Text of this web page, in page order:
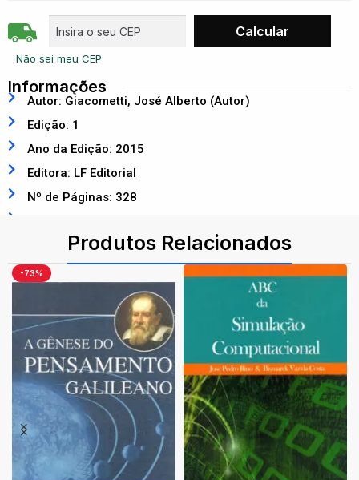
Não sei meu CEP
Informações
Autor: Giacometti, José Alberto (Autor)
Edição: 1
Ano da Edição: 2015
Editora: LF Editorial
Nº de Páginas: 328
Produtos Relacionados
-73%